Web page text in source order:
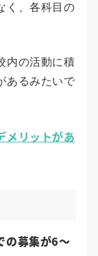
く、各科目の
内の活動に積
あるみたいで
メリットがあ
の募集が6〜